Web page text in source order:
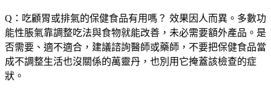
Q：吃顧胃或排氣的保健食品有用嗎？ 效果因人而異。多數功
能性脹氣靠調整吃法與食物就能改善，未必需要額外產品。是
否需要、適不適合，建議諮詢醫師或藥師，不要把保健食品當
成不調整生活也沒關係的萬靈丹，也別用它掩蓋該檢查的症
狀。